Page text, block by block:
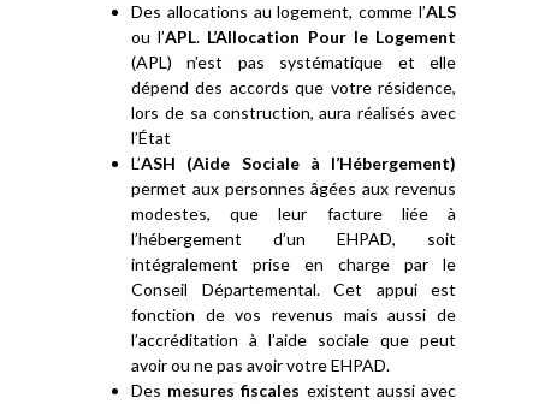
Des allocations au logement, comme l’ALS
ou l’APL. L’Allocation Pour le Logement
(APL) n’est pas systématique et elle
dépend des accords que votre résidence,
lors de sa construction, aura réalisés avec
l’État
L’ASH (Aide Sociale à l’Hébergement)
permet aux personnes âgées aux revenus
modestes, que leur facture liée à
l’hébergement d’un EHPAD, soit
intégralement prise en charge par le
Conseil Départemental. Cet appui est
fonction de vos revenus mais aussi de
l’accréditation à l’aide sociale que peut
avoir ou ne pas avoir votre EHPAD.
Des mesures fiscales existent aussi avec